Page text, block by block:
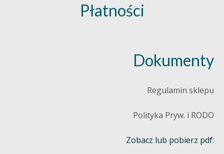
Płatności
Dokumenty
Regulamin sklepu
Polityka Pryw. i RODO
Zobacz lub pobierz pdf: